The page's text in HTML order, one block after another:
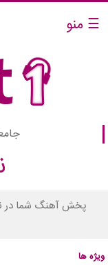
☰ منو
پخش آهنگ شما در
ویژه ها